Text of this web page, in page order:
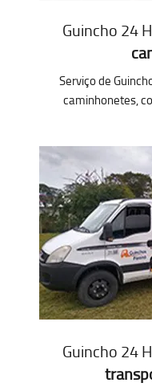
Guincho 24
Serviço de
caminhonetes,
Guincho 24